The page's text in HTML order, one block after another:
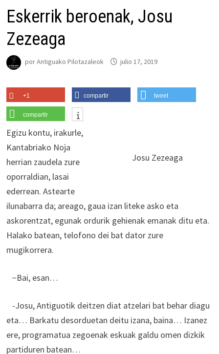
Eskerrik beroenak, Josu
Zezeaga
porAntiguako Pilotazaleok julio 17, 2019
+1 compartir tweet
compartir
Josu Zezeaga
Egizu kontu, irakurle,
Kantabriako Noja
herrian zaudela zure
oporraldian, lasai
ederrean. Astearte
ilunabarra da; areago, gaua izan liteke asko eta
askorentzat, egunak ordurik gehienak emanak ditu eta.
Halako batean, telofono dei bat dator zure
mugikorrera.
−Bai, esan…
-Josu, Antiguotik deitzen diat atzelari bat behar diagu
eta… Barkatu desorduetan deitu izana, baina… Izanez
ere, programatua zegoenak eskuak galdu omen dizkik
partiduren batean…